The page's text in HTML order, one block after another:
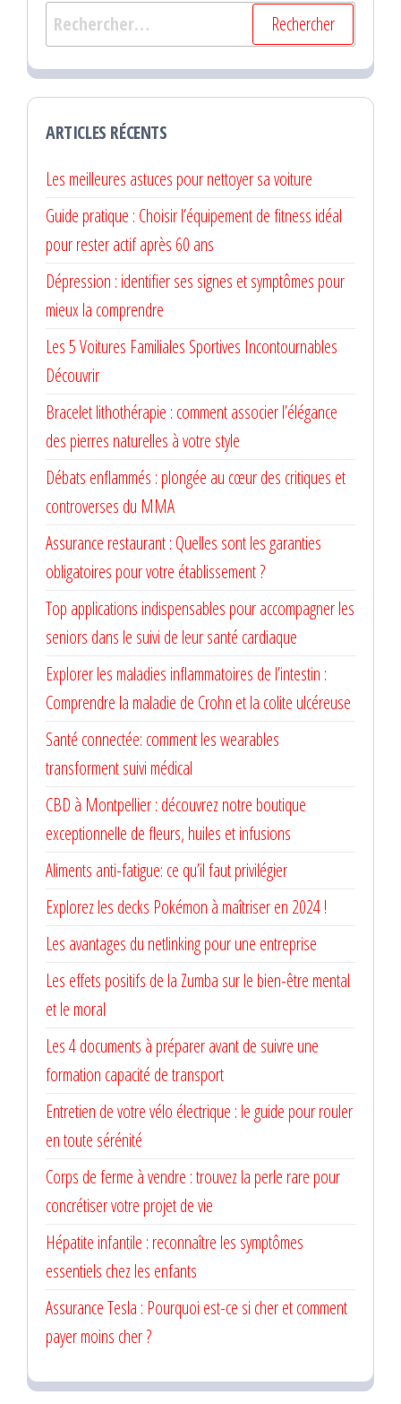
Rechercher :
ARTICLES RÉCENTS
Les meilleures astuces pour nettoyer sa voiture
Guide pratique : Choisir l’équipement de fitness idéal
pour rester actif après 60 ans
Dépression : identifier ses signes et symptômes pour
mieux la comprendre
Les 5 Voitures Familiales Sportives Incontournables
Découvrir
Bracelet lithothérapie : comment associer l’élégance
des pierres naturelles à votre style
Débats enflammés : plongée au cœur des critiques et
controverses du MMA
Assurance restaurant : Quelles sont les garanties
obligatoires pour votre établissement ?
Top applications indispensables pour accompagner les
seniors dans le suivi de leur santé cardiaque
Explorer les maladies inflammatoires de l’intestin :
Comprendre la maladie de Crohn et la colite ulcéreuse
Santé connectée: comment les wearables
transforment suivi médical
CBD à Montpellier : découvrez notre boutique
exceptionnelle de fleurs, huiles et infusions
Aliments anti-fatigue: ce qu’il faut privilégier
Explorez les decks Pokémon à maîtriser en 2024 !
Les avantages du netlinking pour une entreprise
Les effets positifs de la Zumba sur le bien-être mental
et le moral
Les 4 documents à préparer avant de suivre une
formation capacité de transport
Entretien de votre vélo électrique : le guide pour rouler
en toute sérénité
Corps de ferme à vendre : trouvez la perle rare pour
concrétiser votre projet de vie
Hépatite infantile : reconnaître les symptômes
essentiels chez les enfants
Assurance Tesla : Pourquoi est-ce si cher et comment
payer moins cher ?